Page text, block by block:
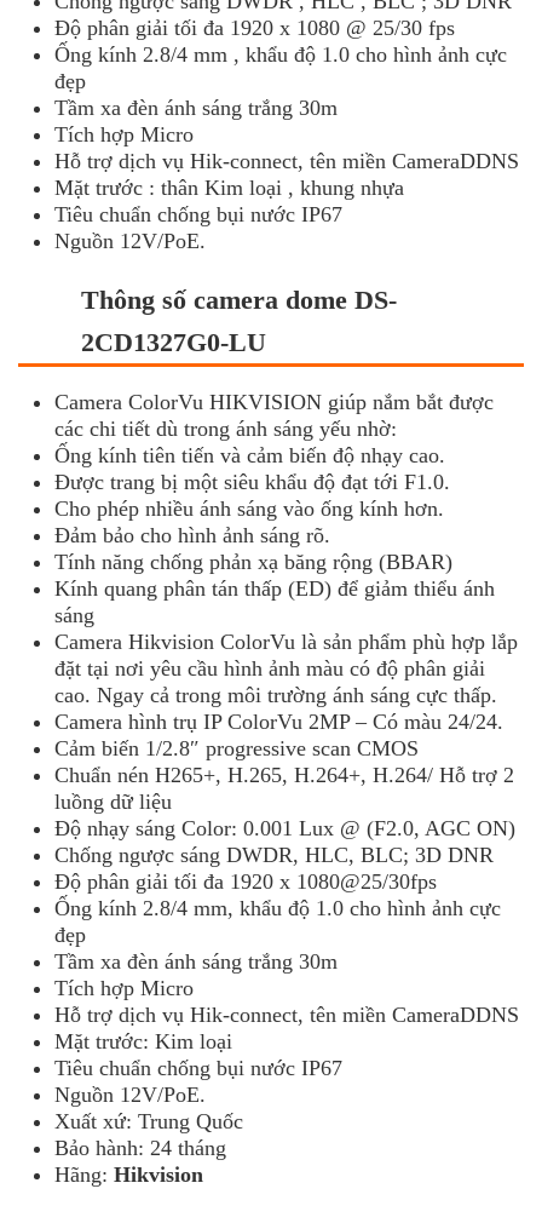
Độ phân giải tối đa 1920 x 1080 @ 25/30 fps
Ống kính 2.8/4 mm , khẩu độ 1.0 cho hình ảnh cực
đẹp
Tầm xa đèn ánh sáng trắng 30m
Tích hợp Micro
Hỗ trợ dịch vụ Hik-connect, tên miền CameraDDNS
Mặt trước : thân Kim loại , khung nhựa
Tiêu chuẩn chống bụi nước IP67
Nguồn 12V/PoE.
Thông số camera dome DS-
2CD1327G0-LU
Camera ColorVu HIKVISION giúp nắm bắt được
các chi tiết dù trong ánh sáng yếu nhờ:
Ống kính tiên tiến và cảm biến độ nhạy cao.
Được trang bị một siêu khẩu độ đạt tới F1.0.
Cho phép nhiều ánh sáng vào ống kính hơn.
Đảm bảo cho hình ảnh sáng rõ.
Tính năng chống phản xạ băng rộng (BBAR)
Kính quang phân tán thấp (ED) để giảm thiểu ánh
sáng
Camera Hikvision ColorVu là sản phẩm phù hợp lắp
đặt tại nơi yêu cầu hình ảnh màu có độ phân giải
cao. Ngay cả trong môi trường ánh sáng cực thấp.
Camera hình trụ IP ColorVu 2MP – Có màu 24/24.
Cảm biến 1/2.8″ progressive scan CMOS
Chuẩn nén H265+, H.265, H.264+, H.264/ Hỗ trợ 2
luồng dữ liệu
Độ nhạy sáng Color: 0.001 Lux @ (F2.0, AGC ON)
Chống ngược sáng DWDR, HLC, BLC; 3D DNR
Độ phân giải tối đa 1920 x 1080@25/30fps
Ống kính 2.8/4 mm, khẩu độ 1.0 cho hình ảnh cực
đẹp
Tầm xa đèn ánh sáng trắng 30m
Tích hợp Micro
Hỗ trợ dịch vụ Hik-connect, tên miền CameraDDNS
Mặt trước: Kim loại
Tiêu chuẩn chống bụi nước IP67
Nguồn 12V/PoE.
Xuất xứ: Trung Quốc
Bảo hành: 24 tháng
Hãng: Hikvision